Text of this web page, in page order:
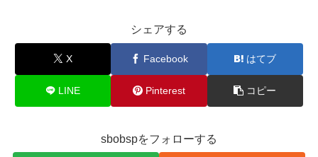
シェアする
X Facebook はてブ
LINE Pinterest コピー
sbobspをフォローする